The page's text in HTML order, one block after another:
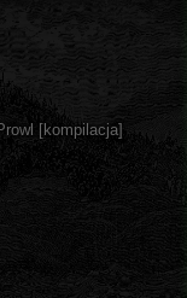
[kompilacja]